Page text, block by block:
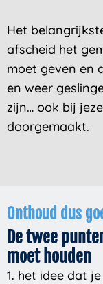
Het
afscheid het
moet geven en
en weer
zijn… ook bij
doorgemaakt.
Onthoud dus
De twee
moet houden
1. het idee dat